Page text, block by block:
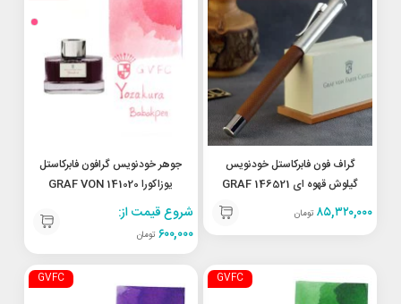
گراف فون فابرکاستل خودنویس
گیلوش قهوه ای 146521 GRAF
VON FABER-CASTELL FP
Guilloche Cognac F۸۵,۳۲۰,۰۰۰ تومان
جوهر خودنویس گرافون فابرکاستل
یوزاکورا 141020 GRAF VON
FABER-CASTELL yozakura
شروع قیمت از:
۶۰۰,۰۰۰ تومان
GVFC
GVFC